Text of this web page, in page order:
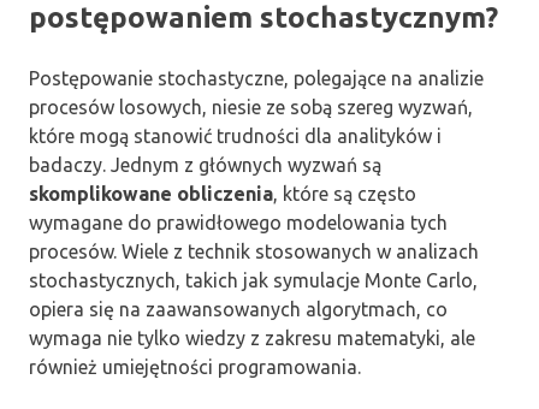
postępowaniem stochastycznym?
Postępowanie stochastyczne, polegające na analizie
procesów losowych, niesie ze sobą szereg wyzwań,
które mogą stanowić trudności dla analityków i
badaczy. Jednym z głównych wyzwań są
skomplikowane obliczenia, które są często
wymagane do prawidłowego modelowania tych
procesów. Wiele z technik stosowanych w analizach
stochastycznych, takich jak symulacje Monte Carlo,
opiera się na zaawansowanych algorytmach, co
wymaga nie tylko wiedzy z zakresu matematyki, ale
również umiejętności programowania.